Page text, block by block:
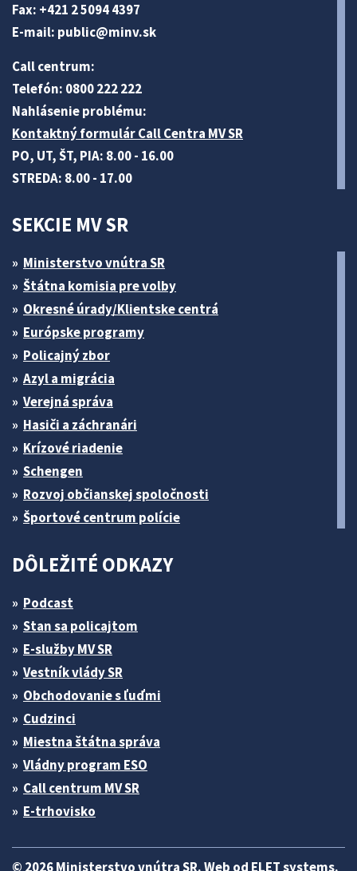
Fax: +421 2 5094 4397
E-mail: public@minv.sk
Call centrum:
Telefón: 0800 222 222
Nahlásenie problému:
Kontaktný formulár Call Centra MV SR
PO, UT, ŠT, PIA: 8.00 - 16.00
STREDA: 8.00 - 17.00
SEKCIE MV SR
Ministerstvo vnútra SR
Štátna komisia pre volby
Okresné úrady/Klientske centrá
Európske programy
Policajný zbor
Azyl a migrácia
Verejná správa
Hasiči a záchranári
Krízové riadenie
Schengen
Rozvoj občianskej spoločnosti
Športové centrum polície
DÔLEŽITÉ ODKAZY
Podcast
Stan sa policajtom
E-služby MV SR
Vestník vlády SR
Obchodovanie s ľuďmi
Cudzinci
Miestna štátna správa
Vládny program ESO
Call centrum MV SR
E-trhovisko
© 2026 Ministerstvo vnútra SR. Web od ELET systems.